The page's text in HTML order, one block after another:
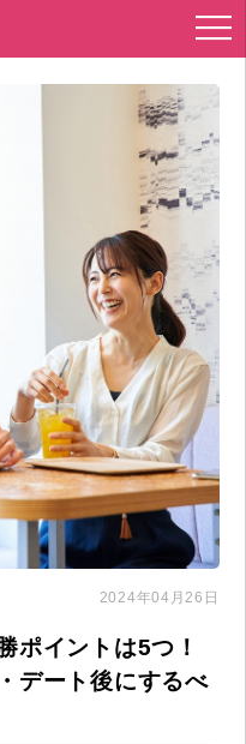
2024年04月26日
ポイントは5つ！
デート後にするべ